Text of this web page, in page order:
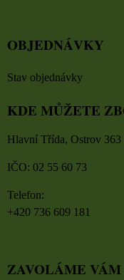
OBJEDNÁVKY
Stav objednávky
KDE MŮŽETE
Hlavní Třída, Ostrov 363
IČO: 02 55 60 73
Telefon:
+420 736 609 181
ZAVOLÁME